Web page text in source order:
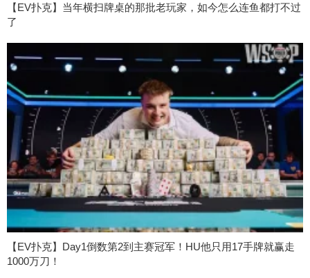
【EV扑克】当年横扫牌桌的那批老玩家，如今怎么连鱼都打不过
了
【EV扑克】Day1倒数第2到主赛冠军！HU他只用17手牌就赢走
1000万刀！